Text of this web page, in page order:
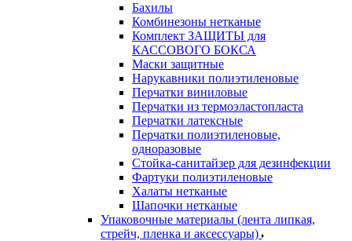
Бахилы
Комбинезоны нетканые
Комплект ЗАЩИТЫ для
КАССОВОГО БОКСА
Маски защитные
Нарукавники полиэтиленовые
Перчатки виниловые
Перчатки из термоэластопласта
Перчатки латексные
Перчатки полиэтиленовые,
одноразовые
Стойка-санитайзер для дезинфекции
Фартуки полиэтиленовые
Халаты нетканые
Шапочки нетканые
Упаковочные материалы (лента липкая,
стрейч, пленка и аксессуары)